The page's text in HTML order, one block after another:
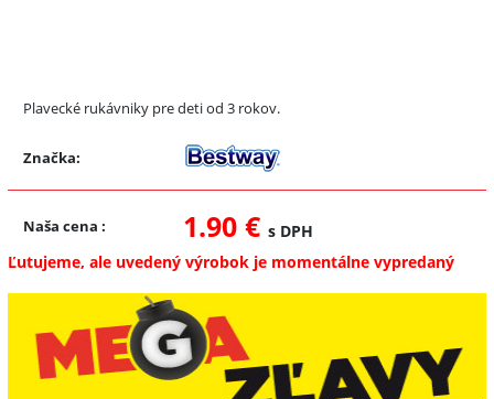
Plavecké rukávniky pre deti od 3 rokov.
Značka:
Naša cena : 1.90 € s DPH
Ľutujeme, ale uvedený výrobok je momentálne vypredaný